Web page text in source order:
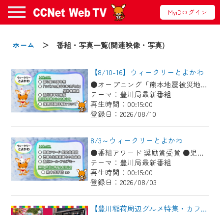
MyiDログイン
ホーム ＞ 番組・写真一覧(関連映像・写真)
【8/10-16】ウィークリーとよかわ
●オープニング「熊本地震被災地支援」 ●喜ら里１９周年祭 ●「ツバメの見守りありがとう」感謝状贈呈 ●豊川海軍工廠展 ●豊川警察署からのお知らせ「採用試験日程について」
テーマ：豊川局最新番組
再生時間：00:15:00
登録日：2026/08/10
8/3～ウィークリーとよかわ
●番組アワード 奨励賞受賞 ●児童と生産農家との会食会 ●豊川コール・アカデミー ●消防・防災に関するお知らせ「熱中症予防」ほか
テーマ：豊川局最新番組
再生時間：00:15:00
登録日：2026/08/03
【豊川稲荷周辺グルメ特集・カフェギャラリーごん】Cちゃんのぐるめポケット
お知らせ
2024/09/02
動画配信サービス『CCNet Web TV』は2024
年9月24日からリニューアルします！
【変更点】
◆デザイン変更により、お住まいの地域
の動画コンテンツが一目瞭然。
◆当社アプリやＰＣブラウザから、いつ
でも・どこでも・外出先でも！
CCNetサービスエリア20市町の地域情報
番組をご視聴いただけます！